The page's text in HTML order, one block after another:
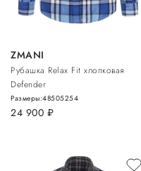
ZMANI
Рубашка Relax Fit хлопковая
Defender
24 900 руб.
Размеры:48505254